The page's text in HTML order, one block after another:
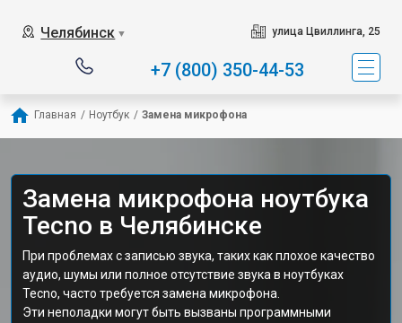
Челябинск ▼ улица Цвиллинга, 25
+7 (800) 350-44-53
Главная / Ноутбук / Замена микрофона
Замена микрофона ноутбука
Tecno в Челябинске
При проблемах с записью звука, таких как плохое качество
аудио, шумы или полное отсутствие звука в ноутбуках
Tecno, часто требуется замена микрофона.
Эти неполадки могут быть вызваны программными